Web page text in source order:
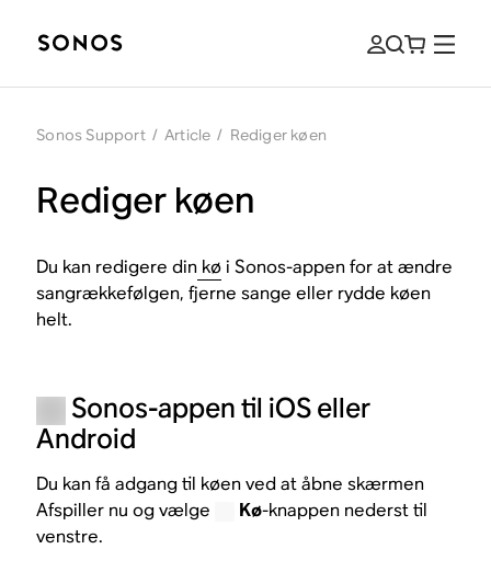
Sonos Support / Article / Rediger køen
Rediger køen
Du kan redigere din køi Sonos-appen for at ændre
sangrækkefølgen, fjerne sange eller rydde køen
helt.
Sonos-appen til iOS eller
Android
Du kan få adgang til køen ved at åbne skærmen
Afspiller nu og vælge
Kø-knappen nederst til
venstre.